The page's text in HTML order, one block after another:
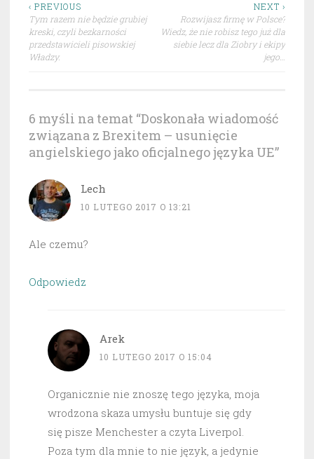
Nawigacja
wpisu
‹ PREVIOUS
Tym razem nie będzie grubiej
kreski, czyli bezkarności
przedstawicieli pisowskiej
Władzy.
NEXT ›
Rozwijasz firmę w Polsce?
Wiedz, że nie robisz tego już dla
siebie lecz dla Ziobry i ekipy
jego…
6 myśli na temat “Doskonała wiadomość
związana z Brexitem – usunięcie
angielskiego jako oficjalnego języka UE”
Lech
10 LUTEGO 2017 O 13:21
Ale czemu?
Odpowiedz
Arek
10 LUTEGO 2017 O 15:04
Organicznie nie znoszę tego języka, moja
wrodzona skaza umysłu buntuje się gdy
się pisze Menchester a czyta Liverpol.
Poza tym dla mnie to nie język, a jedynie